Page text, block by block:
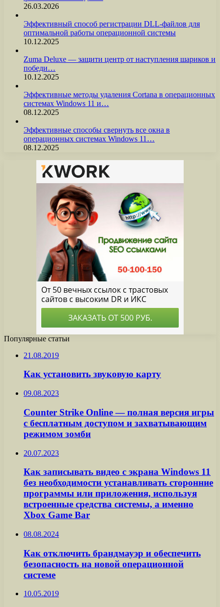
26.03.2026
Эффективный способ регистрации DLL-файлов для
оптимальной работы операционной системы
10.12.2025
Zuma Deluxe — защити центр от наступления шариков и
победи…
10.12.2025
Эффективные методы удаления Cortana в операционных
системах Windows 11 и…
08.12.2025
Эффективные способы свернуть все окна в
операционных системах Windows 11…
08.12.2025
Популярные статьи
21.08.2019
Как установить звуковую карту
09.08.2023
Counter Strike Online — полная версия игры
с бесплатным доступом и захватывающим
режимом зомби
20.07.2023
Как записывать видео с экрана Windows 11
без необходимости устанавливать сторонние
программы или приложения, используя
встроенные средства системы, а именно
Xbox Game Bar
08.08.2024
Как отключить брандмауэр и обеспечить
безопасность на новой операционной
системе
10.05.2019